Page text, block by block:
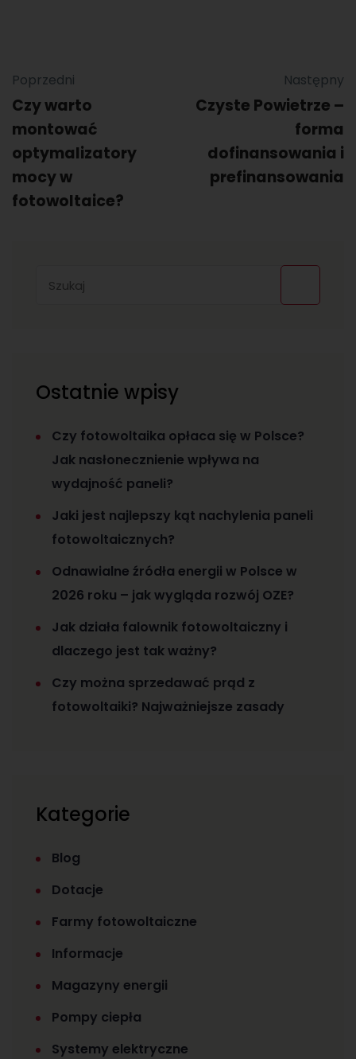
Poprzedni
Czy warto
montować
optymalizatory
mocy w
fotowoltaice?
Następny
Czyste Powietrze –
forma
dofinansowania i
prefinansowania
Ostatnie wpisy
Czy fotowoltaika opłaca się w Polsce?
Jak nasłonecznienie wpływa na
wydajność paneli?
Jaki jest najlepszy kąt nachylenia paneli
fotowoltaicznych?
Odnawialne źródła energii w Polsce w
2026 roku – jak wygląda rozwój OZE?
Jak działa falownik fotowoltaiczny i
dlaczego jest tak ważny?
Czy można sprzedawać prąd z
fotowoltaiki? Najważniejsze zasady
Kategorie
Blog
Dotacje
Farmy fotowoltaiczne
Informacje
Magazyny energii
Pompy ciepła
Systemy elektryczne